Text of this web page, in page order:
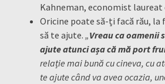
Kahneman, economist laureat
Oricine poate să-ți facă rău, la
să te ajute. „Vreau ca oamenii
ajute atunci așa că mă port
relație mai bună cu cineva, cu
te ajute când va avea ocazia,